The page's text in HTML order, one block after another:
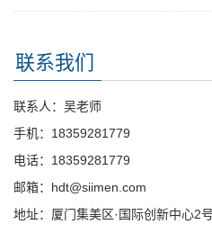
联系我们
联系人：吴老师
手机：18359281779
电话：18359281779
邮箱：hdt@siimen.com
地址：厦门集美区·国际创新中心2